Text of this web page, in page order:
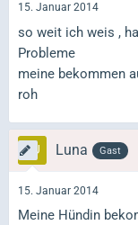
15. Januar 2014
so weit ich weis ,
Probleme
meine bekommen
roh
Luna Gast
15. Januar 2014
Meine Hündin